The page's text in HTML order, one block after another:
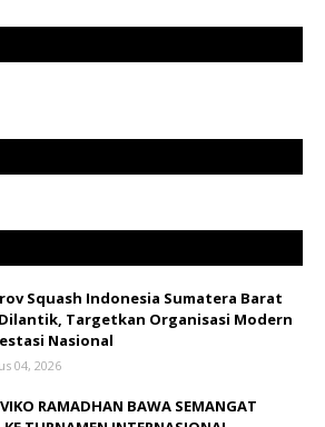
Squash Indonesia Sumatera Barat
Dilantik, Targetkan Organisasi Modern
Nasional
04, 2026
RAMADHAN BAWA SEMANGAT